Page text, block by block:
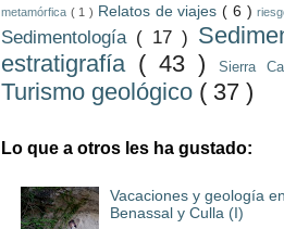
metamórfica ( 1 ) Relatos de viajes( 6 )
Sedimentología ( 17 )
estratigrafía ( 43 ) Sierra
Turismo geológico ( 37 )
Lo que a otros les ha gustado:
Vacaciones y geología
Benassal y Culla (I)